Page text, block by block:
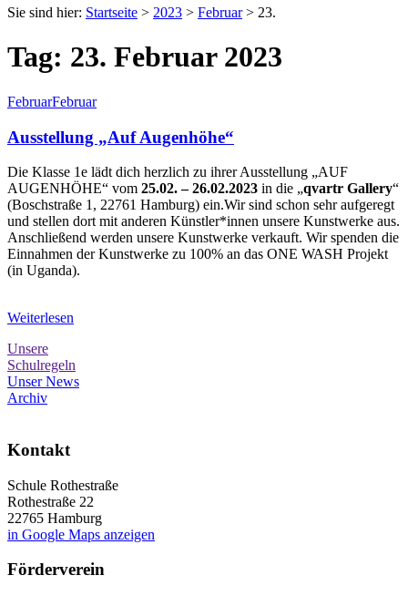
Sie sind hier: Startseite > 2023 > Februar> 23.
Tag: 23. Februar 2023
FebruarFebruar
Ausstellung „Auf Augenhöhe“
Die Klasse 1e lädt dich herzlich zu ihrer Ausstellung „AUF
AUGENHÖHE“ vom 25.02. – 26.02.2023 in die „qvartr Gallery“
(Boschstraße 1, 22761 Hamburg) ein.Wir sind schon sehr aufgeregt
und stellen dort mit anderen Künstler*innen unsere Kunstwerke aus.
Anschließend werden unsere Kunstwerke verkauft. Wir spenden die
Einnahmen der Kunstwerke zu 100% an das ONE WASH Projekt
(in Uganda).
Weiterlesen
Unsere
Schulregeln
Unser News
Archiv
Kontakt
Schule Rothestraße
Rothestraße 22
22765 Hamburg
in Google Maps anzeigen
Förderverein